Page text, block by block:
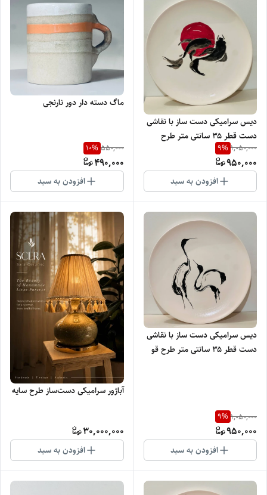
دیس سرامیکی دست ساز با نقاشی
دست قطر ۳۵ سانتی متر طرح
ماهی
1,050,000
9%
950,000
افزودن به سبد
ماگ دسته دار دور نارنجی
550,000
10%
490,000
افزودن به سبد
دیس سرامیکی دست ساز با نقاشی
دست قطر ۳۵ سانتی متر طرح قو
1,050,000
9%
950,000
افزودن به سبد
آباژور سرامیکی دست‌ساز طرح سایه
30,000,000
افزودن به سبد